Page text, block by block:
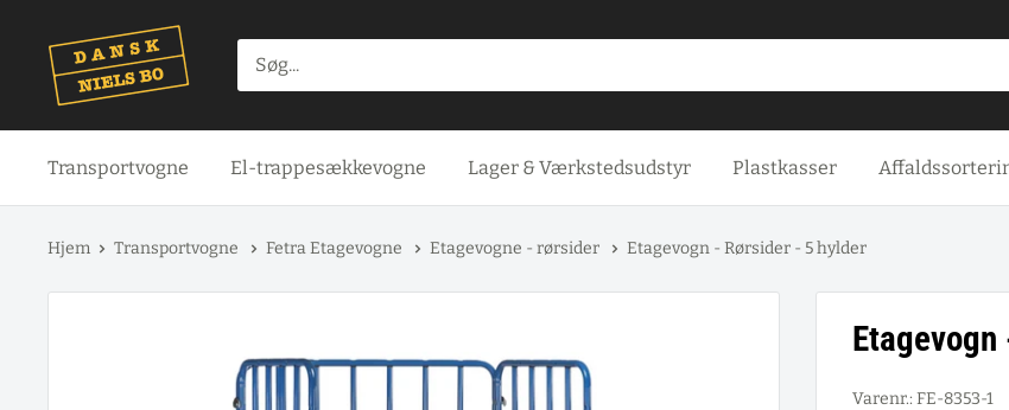
indhold
Transportvogne El-trappesækkevogne Lager & Værkstedsudstyr Plastkasser
Hjem Transportvogne Fetra Etagevogne Etagevogne - rørsider Etagevogn - Rørsider - 5 hylder
Varenr.: FE-8353-1